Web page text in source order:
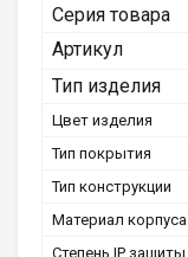
Серия товара
Артикул
Тип изделия
Цвет изделия
Тип покрытия
Тип конструкции
Материал корпуса
Степень IP защиты